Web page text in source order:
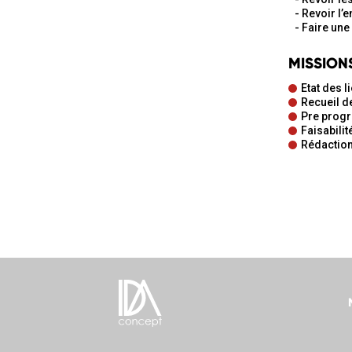
Revoir
Faire
Etat des
Recueil
Pre